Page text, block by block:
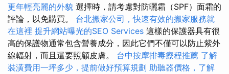
更年輕亮麗的外貌 選擇時，請考慮對防曬霜（SPF）面霜的
評論，以免購買。 台北搬家公司，快速有效的搬家服務就
在這裡 提升網站曝光的SEO Services 這樣的保護器具有很
高的保護物通常包含營養成分，因此它們不僅可以防止紫外
線輻射，而且還要照顧皮膚。 台中按摩排毒療程推薦 了解
裝潢費用一坪多少，提前做好預算規劃 助聽器價格，了解